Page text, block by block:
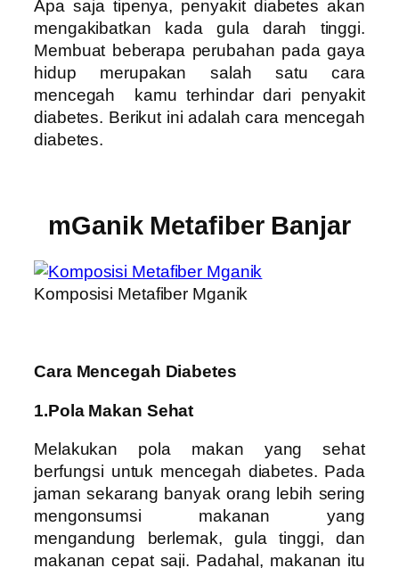
Apa saja tipenya, penyakit diabetes akan
mengakibatkan kada gula darah tinggi.
Membuat beberapa perubahan pada gaya
hidup merupakan salah satu cara
mencegah kamu terhindar dari penyakit
diabetes. Berikut ini adalah cara mencegah
diabetes.
mGanik Metafiber Banjar
Komposisi Metafiber Mganik
Cara Mencegah Diabetes
1.Pola Makan Sehat
Melakukan pola makan yang sehat
berfungsi untuk mencegah diabetes. Pada
jaman sekarang banyak orang lebih sering
mengonsumsi makanan yang
mengandung berlemak, gula tinggi, dan
makanan cepat saji. Padahal, makanan itu